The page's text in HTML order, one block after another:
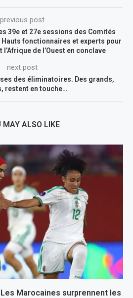
previous post
39e et 27e sessions des Comités
fonctionnaires et experts pour
l’Afrique de l’Ouest en conclave
next post
des éliminatoires. Des grands,
restent en touche…
MAY ALSO LIKE
Marocaines surprennent les